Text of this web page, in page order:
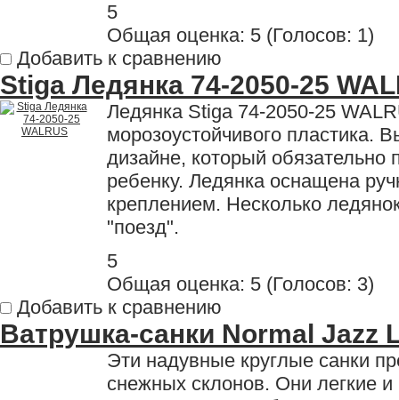
5
Общая оценка: 5 (Голосов: 1)
Добавить к сравнению
Stiga Ледянка 74-2050-25
Ледянка Stiga 74-2050-25
морозоустойчивого пластика.
дизайне, который обязательно
ребенку. Ледянка оснащена
креплением. Несколько
"поезд".
5
Общая оценка: 5 (Голосов: 3)
Добавить к сравнению
Ватрушка-санки Normal Jazz
Эти надувные круглые санки
снежных склонов. Они легкие